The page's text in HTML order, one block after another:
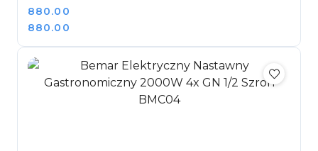
Cena:
880.00
Cena:
880.00